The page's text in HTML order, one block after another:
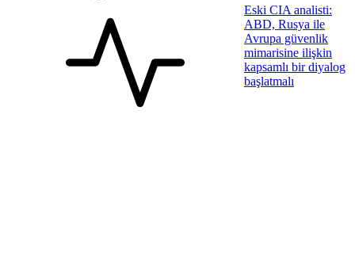
Eski CIA analisti:
ABD, Rusya ile
Avrupa güvenlik
mimarisine ilişkin
kapsamlı bir diyalog
başlatmalı